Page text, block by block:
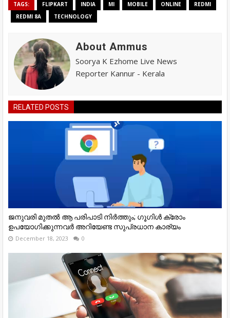
TAGS: FLIPKART INDIA MI MOBILE ONLINE
REDMI
REDMI 8A
TECHNOLOGY
About Ammus
Soorya K Ezhome Live News
Reporter Kannur - Kerala
RELATED POSTS
ജനുവരി മുതല്‍ ആ പരിപാടി നിര്‍ത്തും; ഗൂഗിള്‍ ക്രോം
ഉപയോഗിക്കുന്നവര്‍ അറിയേണ്ട സുപ്രധാന കാര്യം
December 18, 2023 0